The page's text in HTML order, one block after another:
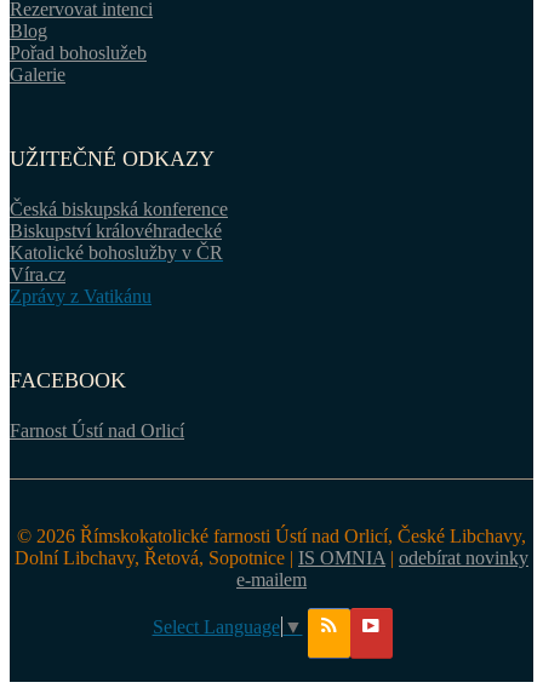
Rezervovat intenci
Blog
Pořad bohoslužeb
Galerie
UŽITEČNÉ ODKAZY
Česká biskupská konference
Biskupství královéhradecké
Katolické bohoslužby v ČR
Víra.cz
Zprávy z Vatikánu
FACEBOOK
Farnost Ústí nad Orlicí
© 2026 Římskokatolické farnosti Ústí nad Orlicí, České Libchavy,
Dolní Libchavy, Řetová, Sopotnice | IS OMNIA | odebírat novinky
e-mailem
Select Language ▼